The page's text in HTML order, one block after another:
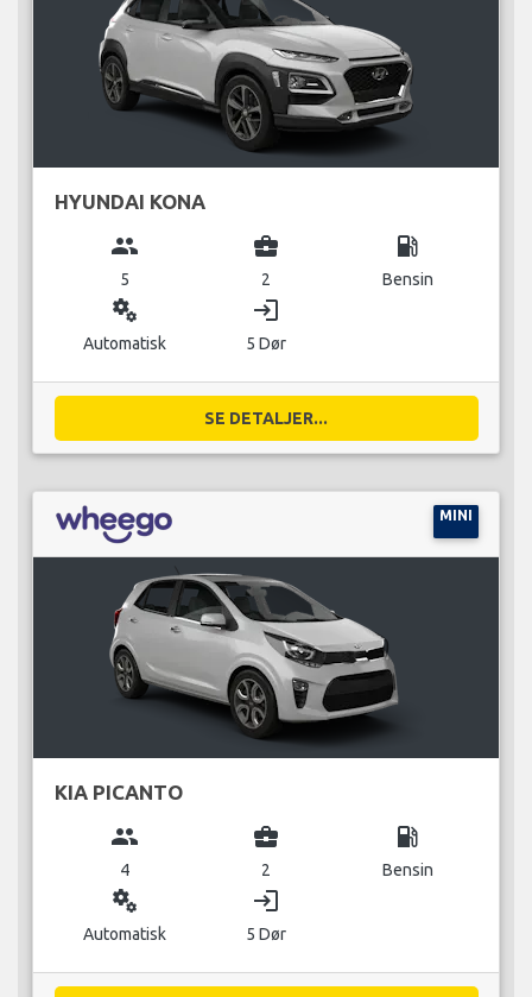
HYUNDAI KONA
group
5
business_center
2
local_gas_station
Bensin
miscellaneous_services
Automatisk
login
5 Dør
SE DETALJER...
MINI
KIA PICANTO
group
4
business_center
2
local_gas_station
Bensin
miscellaneous_services
Automatisk
login
5 Dør